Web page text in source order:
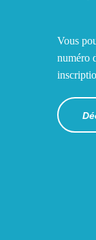
Vous
numéro